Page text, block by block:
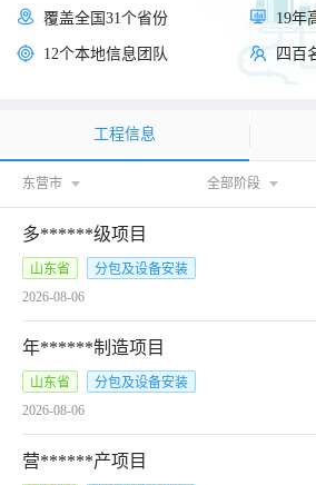
覆盖全国31个省份
12个本地信息团队
19年
四百
工程信息
东营市 全部阶段
多******级项目
山东省
分包及设备安装
2026-08-06
年******制造项目
山东省
分包及设备安装
2026-08-06
营******产项目